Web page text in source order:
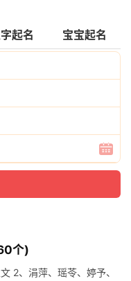
起名 宝宝起名
个)
2、涓萍、瑶苓、婷予、